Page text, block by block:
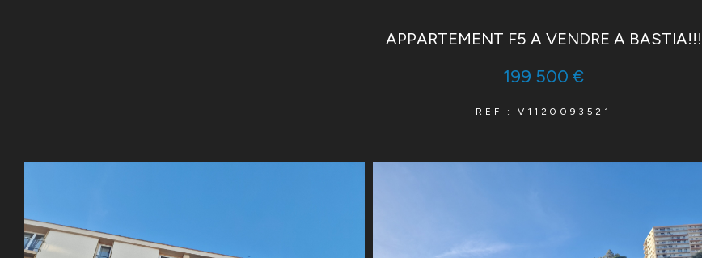
APPARTEMENT F5 A VENDRE A BASTIA!!!
199 500 €
REF : V1120093521